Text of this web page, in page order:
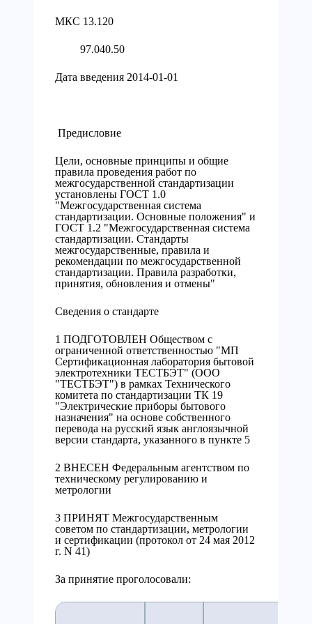
МКС 13.120
97.040.50
Дата введения 2014-01-01
Предисловие
Цели, основные принципы и общие
правила проведения работ по
межгосударственной стандартизации
установлены ГОСТ 1.0
"Межгосударственная система
стандартизации. Основные положения" и
ГОСТ 1.2 "Межгосударственная система
стандартизации. Стандарты
межгосударственные, правила и
рекомендации по межгосударственной
стандартизации. Правила разработки,
принятия, обновления и отмены"
Сведения о стандарте
1 ПОДГОТОВЛЕН Обществом с
ограниченной ответственностью "МП
Сертификационная лаборатория бытовой
электротехники ТЕСТБЭТ" (ООО
"ТЕСТБЭТ") в рамках Технического
комитета по стандартизации ТК 19
"Электрические приборы бытового
назначения" на основе собственного
перевода на русский язык англоязычной
версии стандарта, указанного в пункте 5
2 ВНЕСЕН Федеральным агентством по
техническому регулированию и
метрологии
3 ПРИНЯТ Межгосударственным
советом по стандартизации, метрологии
и сертификации (протокол от 24 мая 2012
г. N 41)
За принятие проголосовали: